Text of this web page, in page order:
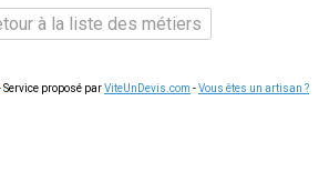
à la liste des métiers
Service proposé parViteUnDevis.com -Vous êtes un artisan ?